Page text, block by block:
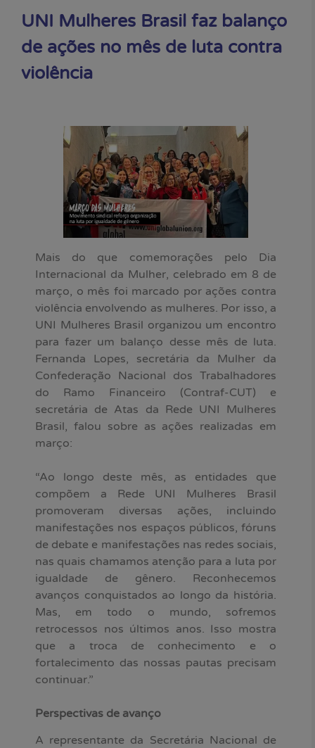
UNI Mulheres Brasil faz balanço
de ações no mês de luta contra
violência
Mais do que comemorações pelo Dia
Internacional da Mulher, celebrado em 8 de
março, o mês foi marcado por ações contra
violência envolvendo as mulheres. Por isso, a
UNI Mulheres Brasil organizou um encontro
para fazer um balanço desse mês de luta.
Fernanda Lopes, secretária da Mulher da
Confederação Nacional dos Trabalhadores
do Ramo Financeiro (Contraf-CUT) e
secretária de Atas da Rede UNI Mulheres
Brasil, falou sobre as ações realizadas em
março:
“Ao longo deste mês, as entidades que
compõem a Rede UNI Mulheres Brasil
promoveram diversas ações, incluindo
manifestações nos espaços públicos, fóruns
de debate e manifestações nas redes sociais,
nas quais chamamos atenção para a luta por
igualdade de gênero. Reconhecemos
avanços conquistados ao longo da história.
Mas, em todo o mundo, sofremos
retrocessos nos últimos anos. Isso mostra
que a troca de conhecimento e o
fortalecimento das nossas pautas precisam
continuar.”
Perspectivas de avanço
A representante da Secretária Nacional de